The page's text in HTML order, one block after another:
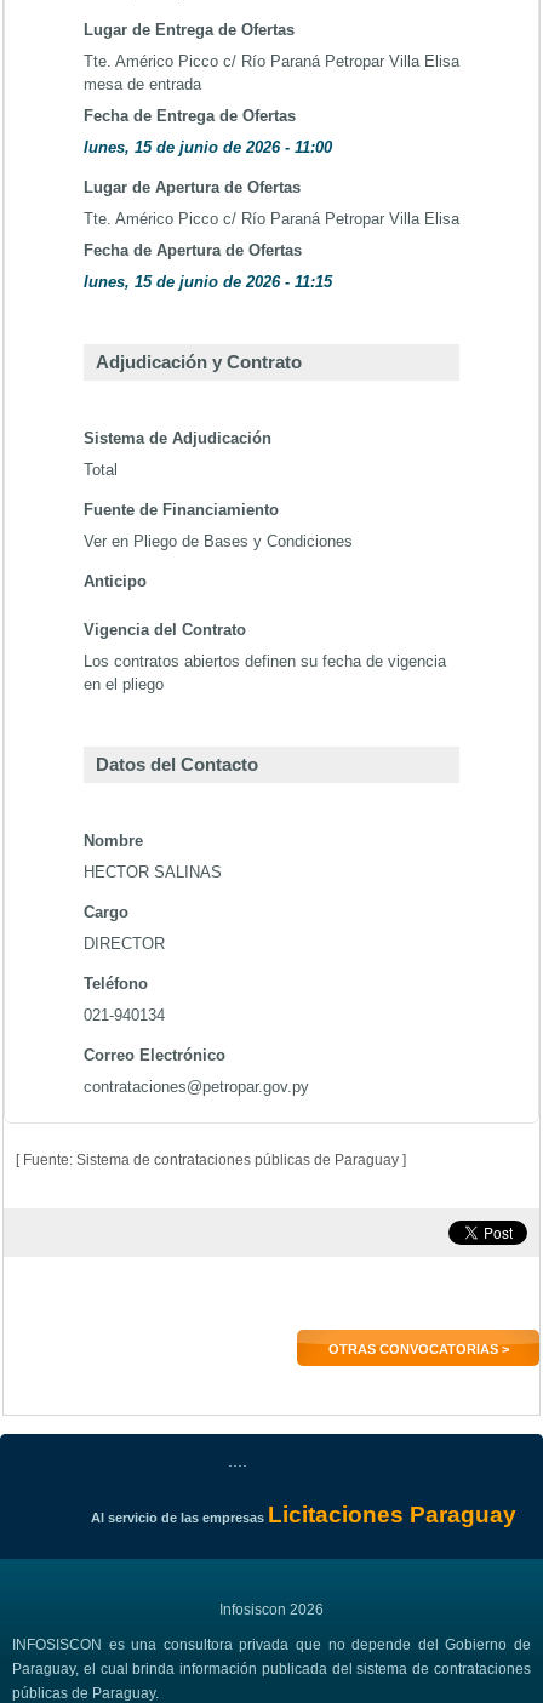
Lugar de Entrega de Ofertas
Tte. Américo Picco c/ Río Paraná Petropar Villa Elisa
mesa de entrada
Fecha de Entrega de Ofertas
lunes, 15 de junio de 2026 - 11:00
Lugar de Apertura de Ofertas
Tte. Américo Picco c/ Río Paraná Petropar Villa Elisa
Fecha de Apertura de Ofertas
lunes, 15 de junio de 2026 - 11:15
Adjudicación y Contrato
Sistema de Adjudicación
Total
Fuente de Financiamiento
Ver en Pliego de Bases y Condiciones
Anticipo
Vigencia del Contrato
Los contratos abiertos definen su fecha de vigencia
en el pliego
Datos del Contacto
Nombre
HECTOR SALINAS
Cargo
DIRECTOR
Teléfono
021-940134
Correo Electrónico
contrataciones@petropar.gov.py
[ Fuente: Sistema de contrataciones públicas de Paraguay ]
OTRAS CONVOCATORIAS >
Al servicio de las empresas Licitaciones Paraguay
Infosiscon 2026
INFOSISCON es una consultora privada que no depende del Gobierno de
Paraguay, el cual brinda información publicada del sistema de contrataciones
públicas de Paraguay.